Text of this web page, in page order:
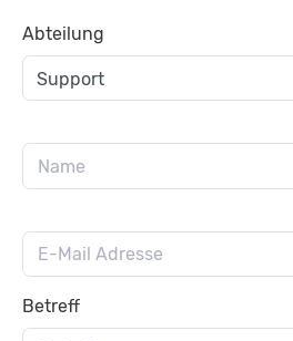
Abteilung
Betreff